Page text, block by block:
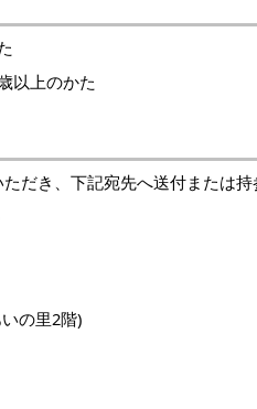
以上のかた
だき、下記宛先へ送付または持
の里2階)